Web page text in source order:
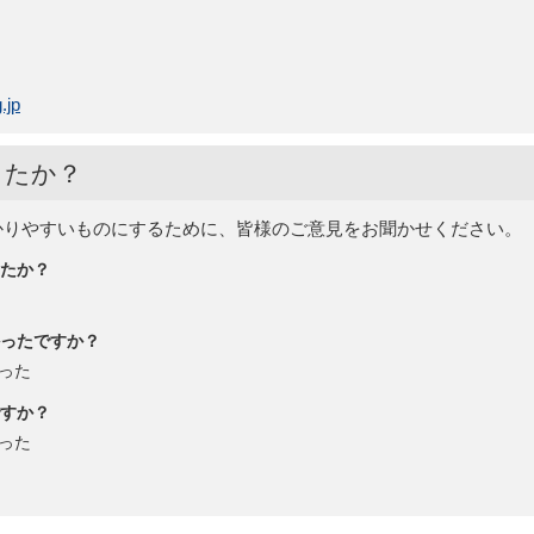
か？
やすいものにするために、皆様のご意見をお聞かせください。
か？
たですか？
た
か？
た